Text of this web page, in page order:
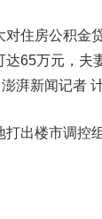
住房公积金
达65万元，夫
湃新闻记者 计
打出楼市调控